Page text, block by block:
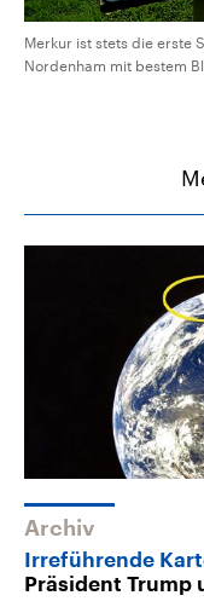
Merkur ist stets die erste
Nordenham mit bestem
Archiv
Irreführende
Präsident Trump